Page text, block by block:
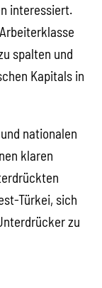
interessiert.
spalten und
Kapitals in
nationalen
klaren
Türkei, sich
zu